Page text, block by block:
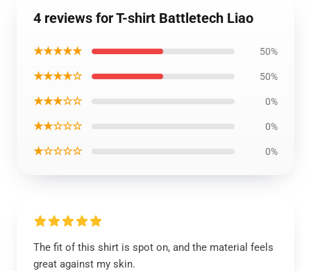
4 reviews for T-shirt Battletech Liao
★★★★★ 50%
★★★★☆ 50%
★★★☆☆ 0%
★★☆☆☆ 0%
★☆☆☆☆ 0%
The fit of this shirt is spot on, and the material feels
great against my skin.